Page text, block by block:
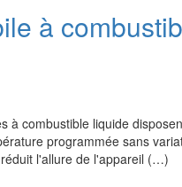
à
à combustible liquide
programmée sans
l'allure de l'appareil (…)